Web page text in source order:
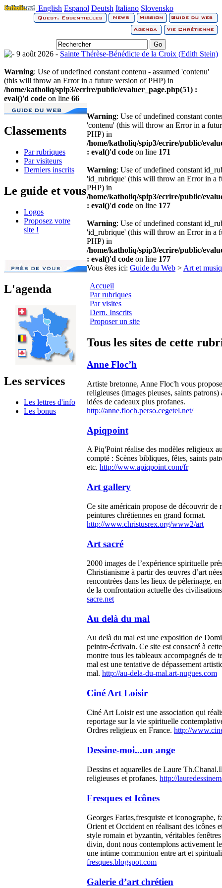
English Espanol Deutsh Italiano Slovensko
9 août 2026 - Sainte Thérèse-Bénédicte de la Croix (Edith Stein)
Warning: Use of undefined constant contenu - assumed 'contenu'
(this will throw an Error in a future version of PHP) in
/home/katholiq/spip3/ecrire/public/evaluer_page.php(51) :
eval()'d code on line 66
Classements
Par rubriques
Par visiteurs
Derniers inscrits
Le guide et vous
Logos
Proposez votre
site !
L'agenda
Les services
Les lettres d'info
Les bonus
Warning: Use of undefined constant
'contenu' (this will throw an Error in a
PHP) in
/home/katholiq/spip3/ecrire/public/
: eval()'d code on line 171
Warning: Use of undefined constant
'id_rubrique' (this will throw an Error in a
PHP) in
/home/katholiq/spip3/ecrire/public/
: eval()'d code on line 177
Warning: Use of undefined constant
'id_rubrique' (this will throw an Error in a
PHP) in
/home/katholiq/spip3/ecrire/public/
: eval()'d code on line 177
Vous êtes ici: Guide du Web > Art et
Accueil
Par rubriques
Par visites
Dern. Inscrits
Proposer un site
Tous les sites de cette
Anne Floc’h
Artiste bretonne, Anne Floc'h vous
religieuses (images pieuses, saints patrons)
idées de cadeaux plus profanes.
http://anne.floch.perso.cegetel.net/
Apiqpoint
A Piq'Point réalise des modèles religieux
compté : Scènes bibliques, fêtes, saints
etc. http://www.apiqpoint.com/fr
Art gallery
Ce site américain propose de découvrir de
peintures chrétiennes en grand format.
http://www.christusrex.org/www2/art
Art sacré
2000 images de l’expérience spirituelle
Christianisme à partir des œuvres d’art
rencontrées dans les lieux de pèlerinage,
de la confrontation actuelle des
sacre.net
Au delà du mal
Au delà du mal est une exposition de
peintre-écrivain. Ce site est consacré à
montre tous les tableaux accompagnés de
mal est une tentative de dépassement
mal. http://au-dela-du-mal.art-nugues.com
Ciné Art Loisir
Ciné Art Loisir est une association qui
reportage sur la vie spirituelle
Ordres religieux en France. http://
Dessine-moi...un ange
Dessins et aquarelles de Laure
religieuses et profanes. http://
Fresques et Icônes
Georges Farias,fresquiste et iconographe,
Orient et Occident en réalisant des icônes
style romain et byzantin, véritables
divin, dont nous contemplons activement
une intime communion entre art et
fresques.blogspot.com
Galerie d’art chrétien